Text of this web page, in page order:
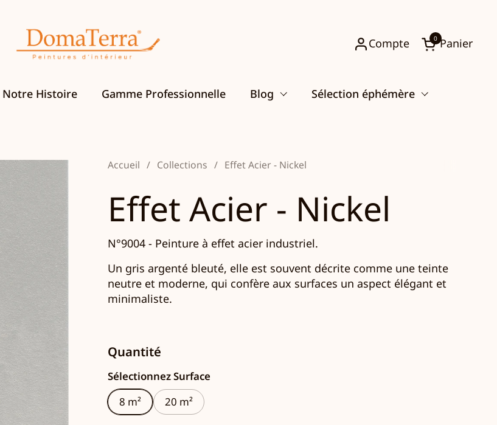
Compte
Ouvrir le
Panier
0
Notre Histoire Gamme Professionnelle Blog Sélection éphémère
Accueil / Collections / Effet Acier - Nickel
Effet Acier - Nickel
N°9004 - Peinture à effet acier industriel.
Un gris argenté bleuté, elle est souvent décrite comme une teinte
neutre et moderne, qui confère aux surfaces un aspect élégant et
minimaliste.
Quantité
Sélectionnez Surface
8 m²
20 m²